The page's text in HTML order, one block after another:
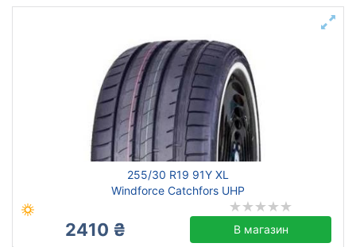
255/30 R19 91Y XL
Windforce Catchfors UHP
2410 ₴ В магазин